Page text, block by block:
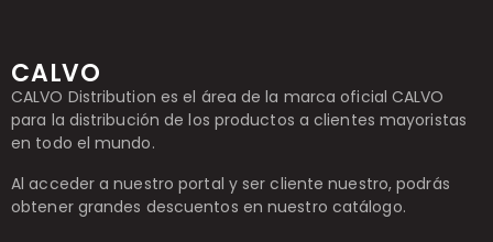
CALVO
CALVO Distribution es el área de la marca oficial CALVO
para la distribución de los productos a clientes mayoristas
en todo el mundo.
Al acceder a nuestro portal y ser cliente nuestro, podrás
obtener grandes descuentos en nuestro catálogo.